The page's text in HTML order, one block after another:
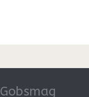
Gobsmag